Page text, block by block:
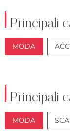
Principali
MODA
Principali
MODA